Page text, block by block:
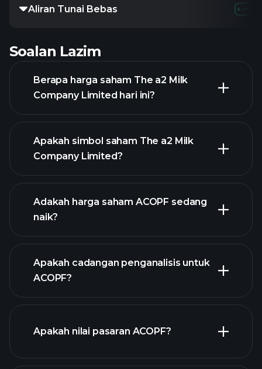
Aliran Tunai Bebas
Soalan Lazim
Berapa harga saham The a2 Milk
Company Limited hari ini?
grafik lanjutan
Apakah simbol saham The a2 Milk
Company Limited?
Adakah harga saham ACOPF sedang
naik?
Apakah cadangan penganalisis untuk
ACOPF?
Apakah nilai pasaran ACOPF?